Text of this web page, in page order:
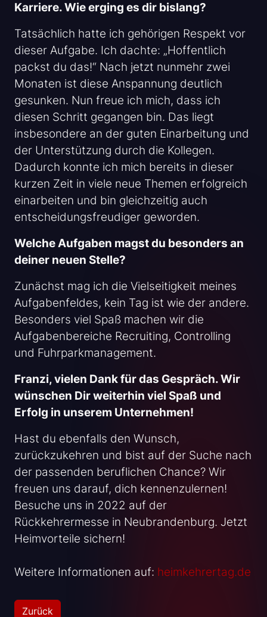
Karriere. Wie erging es dir bislang?
Tatsächlich hatte ich gehörigen Respekt vor
dieser Aufgabe. Ich dachte: „Hoffentlich
packst du das!“ Nach jetzt nunmehr zwei
Monaten ist diese Anspannung deutlich
gesunken. Nun freue ich mich, dass ich
diesen Schritt gegangen bin. Das liegt
insbesondere an der guten Einarbeitung und
der Unterstützung durch die Kollegen.
Dadurch konnte ich mich bereits in dieser
kurzen Zeit in viele neue Themen erfolgreich
einarbeiten und bin gleichzeitig auch
entscheidungsfreudiger geworden.
Welche Aufgaben magst du besonders an
deiner neuen Stelle?
Zunächst mag ich die Vielseitigkeit meines
Aufgabenfeldes, kein Tag ist wie der andere.
Besonders viel Spaß machen wir die
Aufgabenbereiche Recruiting, Controlling
und Fuhrparkmanagement.
Franzi, vielen Dank für das Gespräch. Wir
wünschen Dir weiterhin viel Spaß und
Erfolg in unserem Unternehmen!
Hast du ebenfalls den Wunsch,
zurückzukehren und bist auf der Suche nach
der passenden beruflichen Chance? Wir
freuen uns darauf, dich kennenzulernen!
Besuche uns in 2022 auf der
Rückkehrermesse in Neubrandenburg. Jetzt
Heimvorteile sichern!
Weitere Informationen auf: heimkehrertag.de
Zurück